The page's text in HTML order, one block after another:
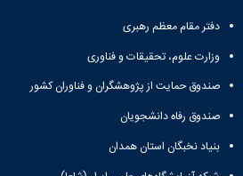
پژوهشی
تحصیلات
تکمیلی
کمیته
منتخب
ممیزی
کمیته
آئین
نامه
ها
سمینارها
و
پایان
ها
آیین‌نامه‌های
گروه
صنایع
گروه
نشریات
پژوهش
های
مهندسی
مکانیک
مهندسی
کامپیوتر
دفتر مقام معظم رهبری
وزارت علوم، تحقیقات و فناوری
صندوق حمایت از پژوهشگران و فناوران کشور
صندوق رفاه دانشجویان
بنیاد نخبگان استان همدان